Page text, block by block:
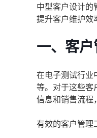
中型客户设计的
提升客户维护效
一、客
在电子测试行业
等。对于这些客
信息和销售流程
有效的客户管理